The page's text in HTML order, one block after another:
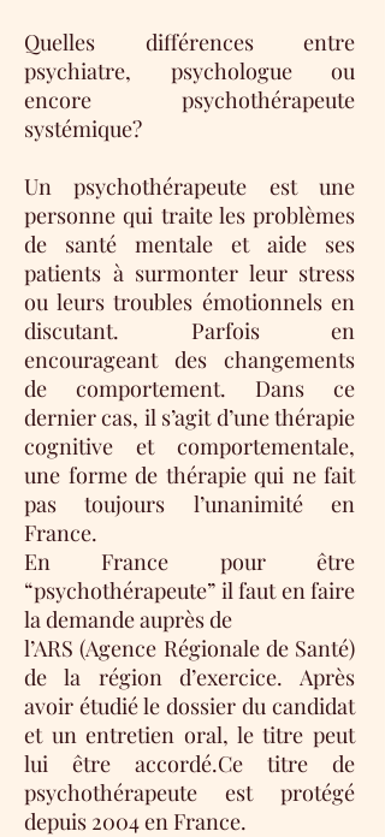
Quelles différences entre
psychiatre, psychologue ou
encore psychothérapeute
systémique?
Un psychothérapeute est une
personne qui traite les problèmes
de santé mentale et aide ses
patients à surmonter leur stress
ou leurs troubles émotionnels en
discutant. Parfois en
encourageant des changements
de comportement. Dans ce
dernier cas, il s’agit d’unethérapie
cognitive et comportementale,
une forme de thérapie qui ne fait
pas toujours l’unanimité en
France.
En France pour être
“psychothérapeute” il faut en faire
la demande auprès de
l’ARS (Agence Régionale de Santé)
de la région d’exercice. Après
avoir étudié le dossier du candidat
et un entretien oral, le titre peut
lui être accordé.Ce titre de
psychothérapeute est protégé
depuis 2004 en France.